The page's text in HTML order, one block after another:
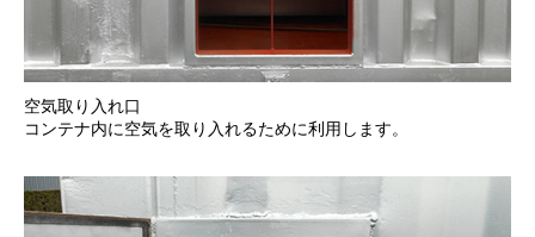
空気取り入れ口
コンテナ内に空気を取り入れるために利用します。